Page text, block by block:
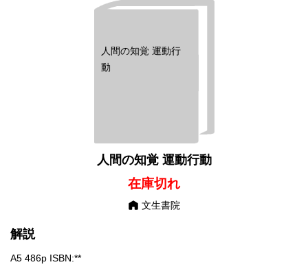
人間の知覚 運動行
動
人間の知覚 運動行動
在庫切れ
文生書院
解説
A5 486p ISBN:**